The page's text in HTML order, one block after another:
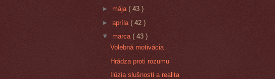
►mája( 43 )
►apríla ( 42 )
▼marca( 43 )
Volebná motivácia
Hrádza proti rozumu
Ilúzia slušnosti a realita